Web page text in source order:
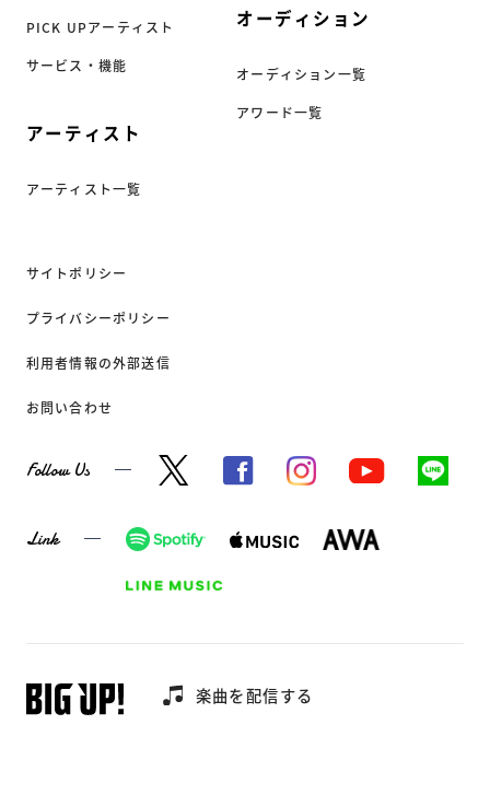
PICK UPアーティスト
サービス・機能
アーティスト
アーティスト一覧
オーディション
オーディション一覧
アワード一覧
サイトポリシー
プライバシーポリシー
利用者情報の外部送信
お問い合わせ
Follow Us
Link
楽曲を配信する